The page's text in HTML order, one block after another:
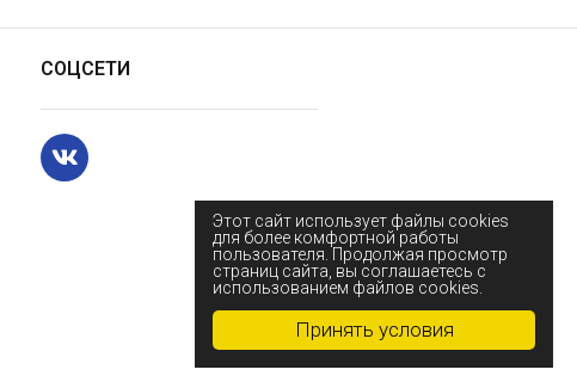
Принять условия
Этот сайт использует файлы cookies
для более комфортной работы
пользователя. Продолжая просмотр
страниц сайта, вы соглашаетесь с
использованием файлов cookies.
СОЦСЕТИ